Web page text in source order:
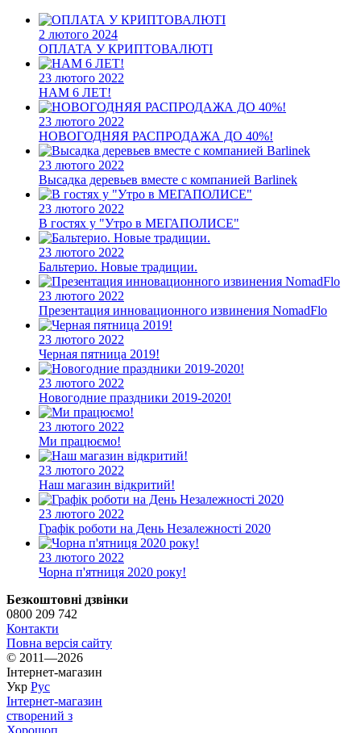
2 лютого 2024
ОПЛАТА У КРИПТОВАЛЮТІ
23 лютого 2022
НАМ 6 ЛЕТ!
23 лютого 2022
НОВОГОДНЯЯ РАСПРОДАЖА ДО 40%!
23 лютого 2022
Высадка деревьев вместе с компанией Barlinek
23 лютого 2022
В гостях у "Утро в МЕГАПОЛИСЕ"
23 лютого 2022
Бальтерио. Новые традиции.
23 лютого 2022
Презентация инновационного извинения NomadFlo
23 лютого 2022
Черная пятница 2019!
23 лютого 2022
Новогодние праздники 2019-2020!
23 лютого 2022
Ми працюємо!
23 лютого 2022
Наш магазин відкритий!
23 лютого 2022
Графік роботи на День Незалежності 2020
23 лютого 2022
Чорна п'ятниця 2020 року!
Безкоштовні дзвінки
0800 209 742
Контакти
Повна версія сайту
© 2011—2026
Інтернет-магазин
Укр Рус
Інтернет-магазин
створений з
Хорошоп